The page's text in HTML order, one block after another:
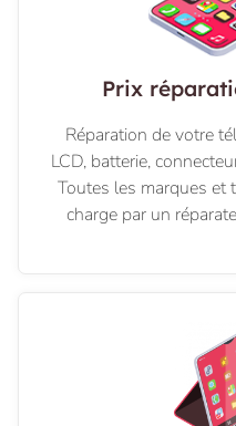
Prix
Réparation de votre
LCD, batterie,
Toutes les marques et
charge par un